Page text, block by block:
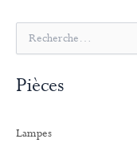
e
h
c
Pièces
Lampes